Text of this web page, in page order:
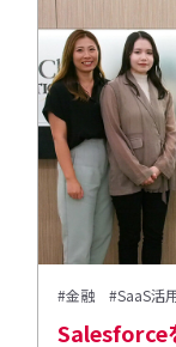
#金融 #SaaS活
Salesforce